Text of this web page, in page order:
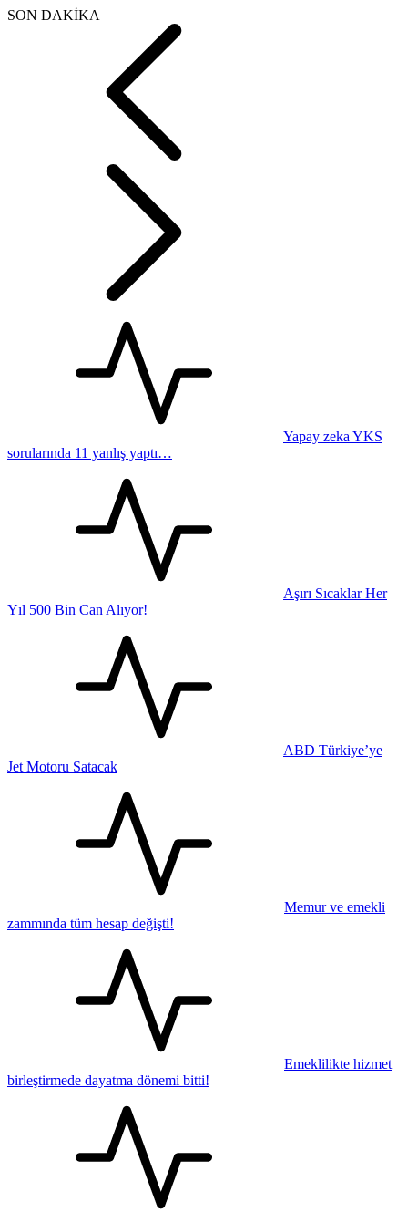
SON DAKİKA
Yapay zeka YKS
sorularında 11 yanlış yaptı…
Aşırı Sıcaklar Her
Yıl 500 Bin Can Alıyor!
ABD Türkiye’ye
Jet Motoru Satacak
Memur ve emekli
zammında tüm hesap değişti!
Emeklilikte hizmet
birleştirmede dayatma dönemi bitti!